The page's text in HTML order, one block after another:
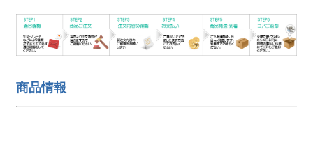
商品情報